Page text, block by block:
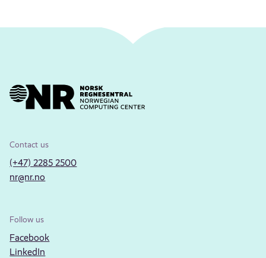
Contact us
(+47) 2285 2500
nr@nr.no
Follow us
Facebook
LinkedIn